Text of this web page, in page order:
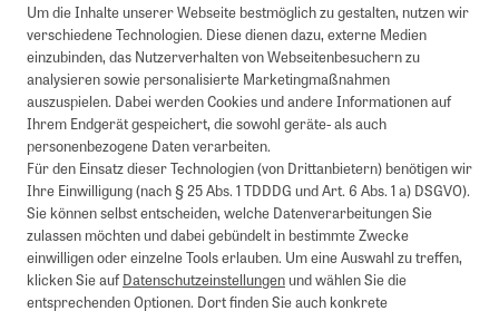
Um die Inhalte unserer Webseite bestmöglich zu gestalten, nutzen wir
verschiedene Technologien. Diese dienen dazu, externe Medien
einzubinden, das Nutzerverhalten von Webseitenbesuchern zu
analysieren sowie personalisierte Marketingmaßnahmen
auszuspielen. Dabei werden Cookies und andere Informationen auf
Ihrem Endgerät gespeichert, die sowohl geräte- als auch
personenbezogene Daten verarbeiten.
Für den Einsatz dieser Technologien (von Drittanbietern) benötigen wir
Ihre Einwilligung (nach § 25 Abs. 1 TDDDG und Art. 6 Abs. 1 a) DSGVO).
Sie können selbst entscheiden, welche Datenverarbeitungen Sie
zulassen möchten und dabei gebündelt in bestimmte Zwecke
einwilligen oder einzelne Tools erlauben. Um eine Auswahl zu treffen,
klicken Sie aufDatenschutzeinstellungenund wählen Sie die
entsprechenden Optionen. Dort finden Sie auch konkrete